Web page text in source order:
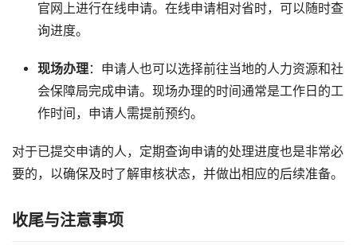
官网上进行在线申请。在线申请相对省时，可以随时查
询进度。
现场办理：申请人也可以选择前往当地的人力资源和社
会保障局完成申请。现场办理的时间通常是工作日的工
作时间，申请人需提前预约。
对于已提交申请的人，定期查询申请的处理进度也是非常必
要的，以确保及时了解审核状态，并做出相应的后续准备。
收尾与注意事项